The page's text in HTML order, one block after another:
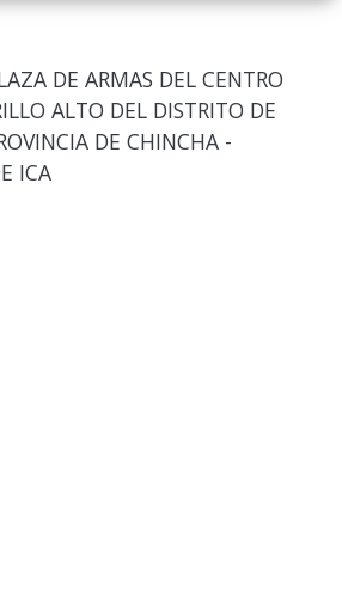
DE ARMAS DEL CENTRO
ALTO DEL DISTRITO DE
DE CHINCHA -
ICA